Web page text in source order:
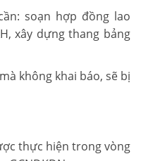
soạn hợp đồng lao
xây dựng thang bảng
không khai báo, sẽ bị
thực hiện trong vòng